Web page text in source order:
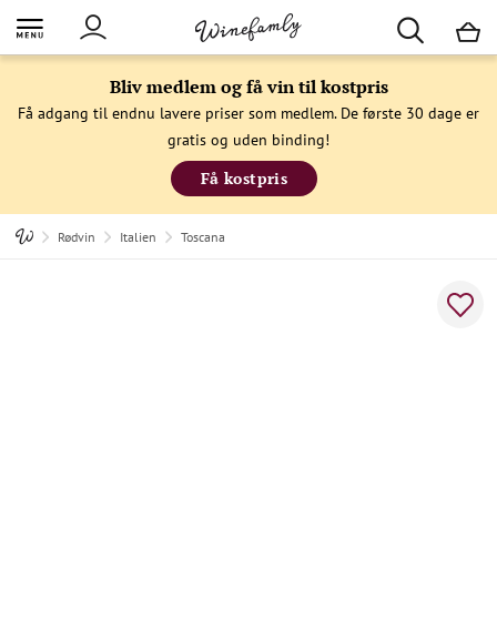
Bliv medlem og få vin til kostpris
Få adgang til endnu lavere priser som medlem. De første 30 dage er
gratis og uden binding!
Få kostpris
Rødvin Italien Toscana